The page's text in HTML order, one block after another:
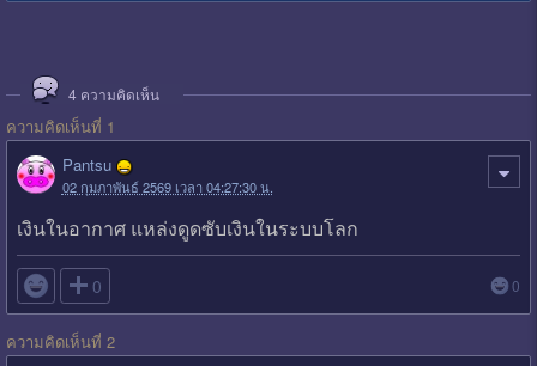
4 ความคิดเห็น
ความคิดเห็นที่ 1
Pantsu
02 กุมภาพันธ์ 2569 เวลา 04:27:30 น.
เงินในอากาศ แหล่งดูดซับเงินในระบบโลก
 0 0
ความคิดเห็นที่ 2